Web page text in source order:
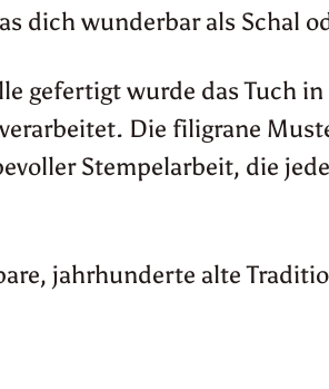
dich wunderbar als Schal
gefertigt wurde das Tuch
Die filigrane
Stempelarbeit, die
jahrhunderte alte